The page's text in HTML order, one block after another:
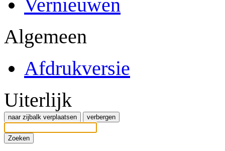
Vernieuwen
Algemeen
Afdrukversie
Uiterlijk
naar zijbalk verplaatsen verbergen
Zoeken